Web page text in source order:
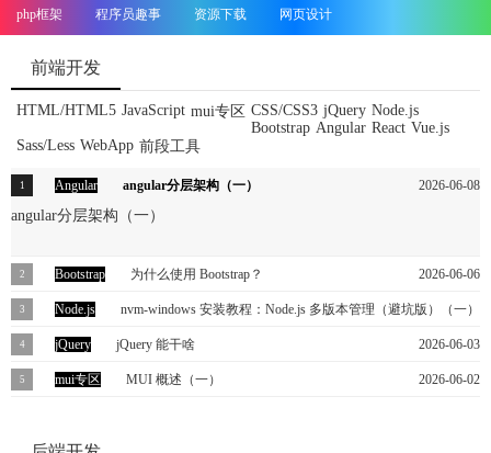
php框架 程序员趣事 资源下载 网页设计
前端开发
HTML/HTML5 JavaScript mui专区 CSS/CSS3 jQuery Node.js
Bootstrap Angular React Vue.js
Sass/Less WebApp 前段工具
Angular angular分层架构（一） 2026-06-08
angular分层架构（一）
Bootstrap 为什么使用 Bootstrap？ 2026-06-06
为什么使用 Bootstrap？
Node.js nvm-windows 安装教程：Node.js 多版本管理（避坑版）（一）
2026-06-04
nvm-windows 安装教程：Node.js 多版本管理（避坑版）
（一）
jQuery jQuery 能干啥 2026-06-03
jQuery 能干啥
mui专区 MUI 概述（一） 2026-06-02